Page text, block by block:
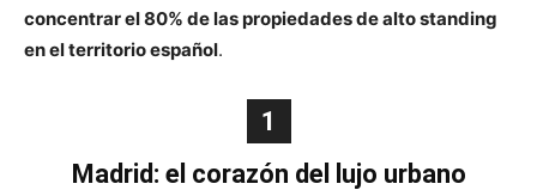
concentrar el 80% de las propiedades de alto standing
en el territorio español.
1
Madrid: el corazón del lujo urbano